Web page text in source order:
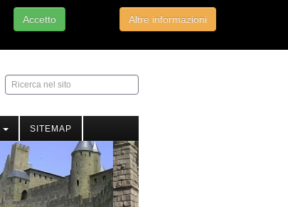
Accetto Altre informazioni
Ricerca
nel
SITEMAP